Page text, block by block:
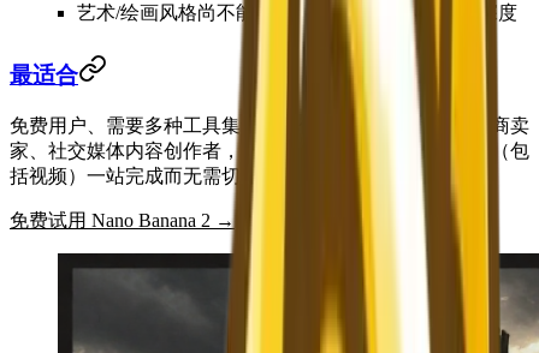
艺术/绘画风格尚不能完全匹配Midjourney的美学深度
最适合
免费用户、需要多种工具集成的创作者、非英语用户、电商卖
家、社交媒体内容创作者，以及任何想从创意到成品视觉（包
括视频）一站完成而无需切换平台的用户。
免费试用 Nano Banana 2 →